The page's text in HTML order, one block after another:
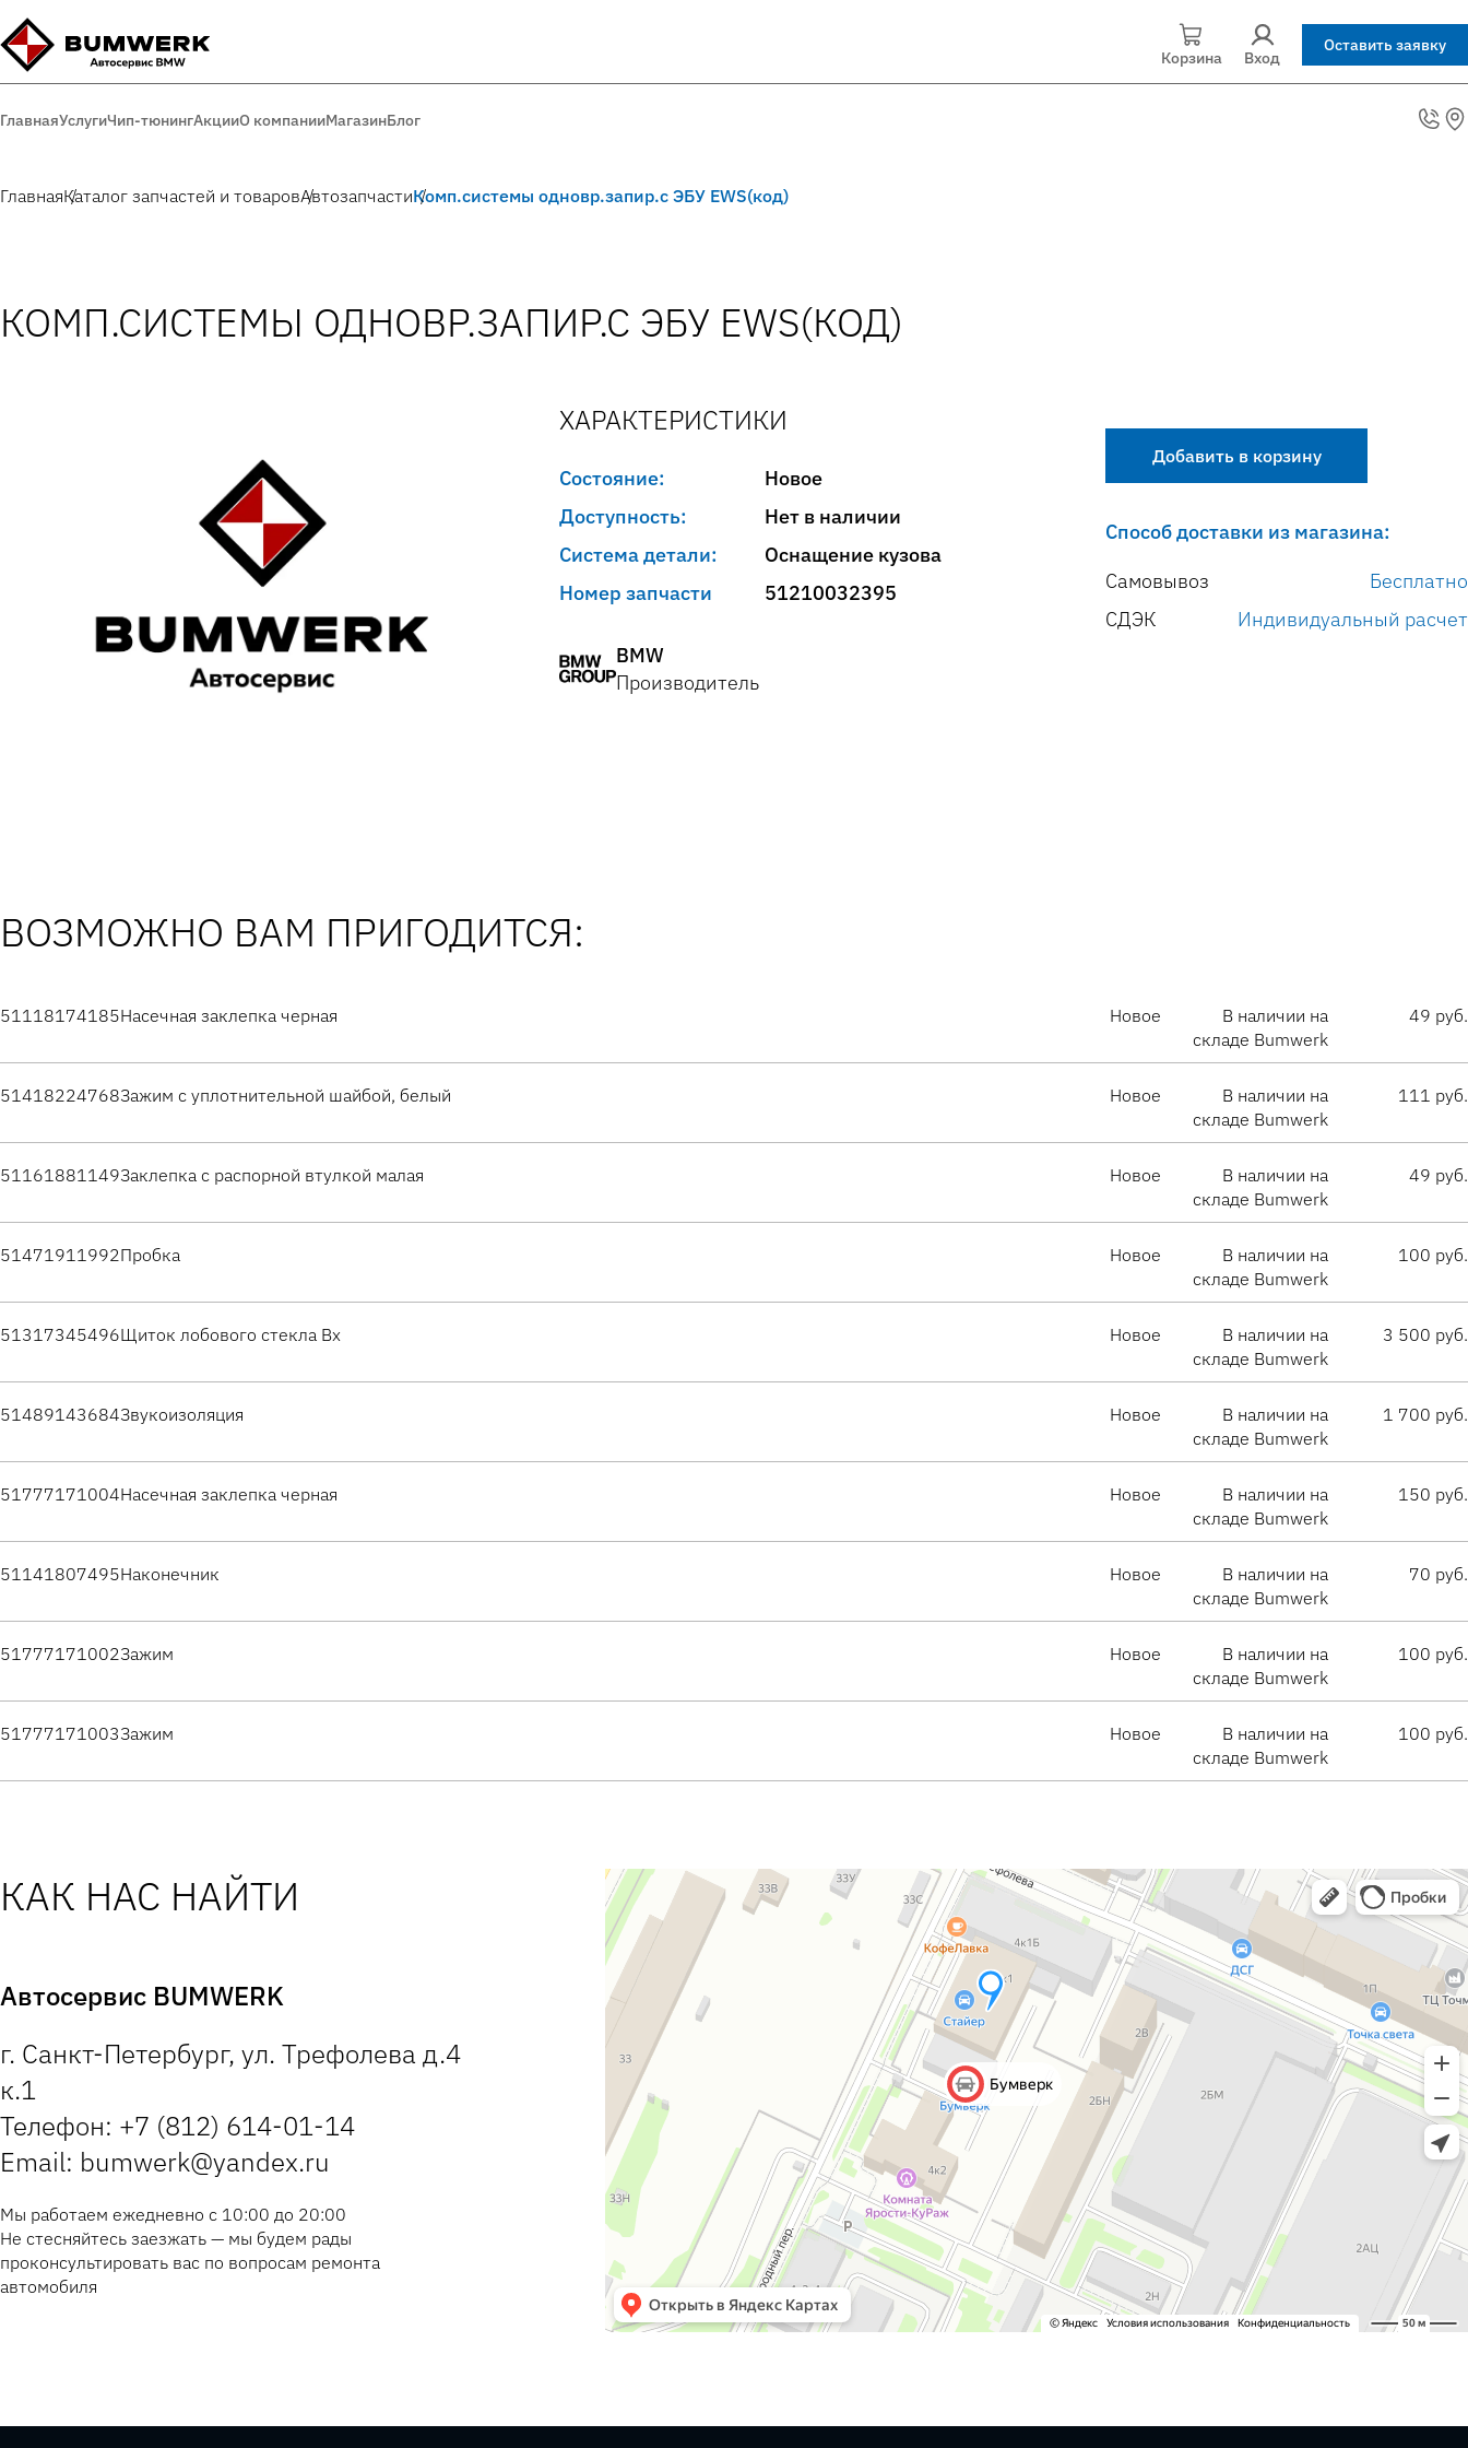
Корзина Вход
Оставить заявку
ГлавнаяУслугиЧип-тюнингАкцииО компанииМагазинБлог
ГлавнаяКаталог запчастей и товаровАвтозапчастиКомп.системы одновр.запир.с ЭБУ EWS(код)
КОМП.СИСТЕМЫ ОДНОВР.ЗАПИР.С ЭБУ EWS(КОД)
ХАРАКТЕРИСТИКИ
Состояние:
Новое
Доступность:
Нет в наличии
Система детали:
Оснащение кузова
Номер запчасти
51210032395
BMW
Производитель
Добавить в корзину
Способ доставки из магазина:
Самовывоз
Бесплатно
СДЭК
Индивидуальный расчет
ВОЗМОЖНО ВАМ ПРИГОДИТСЯ:
51118174185Насечная заклепка черная Новое
В наличии на
складе Bumwerk
49 руб.
51418224768Зажим с уплотнительной шайбой, белый Новое
В наличии на
складе Bumwerk
111 руб.
51161881149Заклепка с распорной втулкой малая Новое
В наличии на
складе Bumwerk
49 руб.
51471911992Пробка Новое
В наличии на
складе Bumwerk
100 руб.
51317345496Щиток лобового стекла Вх Новое
В наличии на
складе Bumwerk
3 500 руб.
51489143684Звукоизоляция Новое
В наличии на
складе Bumwerk
1 700 руб.
51777171004Насечная заклепка черная Новое
В наличии на
складе Bumwerk
150 руб.
51141807495Наконечник Новое
В наличии на
складе Bumwerk
70 руб.
51777171002Зажим Новое
В наличии на
складе Bumwerk
100 руб.
51777171003Зажим Новое
В наличии на
складе Bumwerk
100 руб.
КАК НАС НАЙТИ
Автосервис BUMWERK
г. Санкт-Петербург, ул. Трефолева д.4
к.1
Телефон: +7 (812) 614-01-14
Email: bumwerk@yandex.ru
Мы работаем ежедневно с 10:00 до 20:00
Не стесняйтесь заезжать — мы будем рады
проконсультировать вас по вопросам ремонта
автомобиля